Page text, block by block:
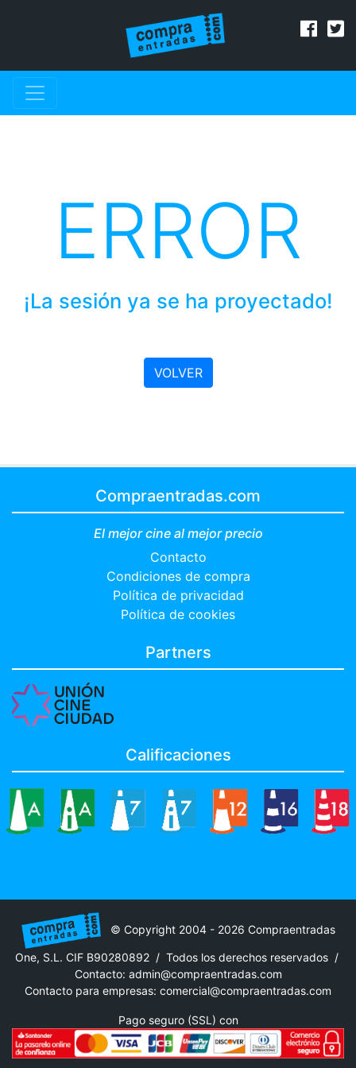
ERROR
¡La sesión ya se ha proyectado!
VOLVER
Compraentradas.com
El mejor cine al mejor precio
Contacto
Condiciones de compra
Política de privacidad
Política de cookies
Partners
Calificaciones
© Copyright 2004 - 2026 Compraentradas
One, S.L. CIF B90280892 / Todos los derechos reservados /
Contacto: admin@compraentradas.com
Contacto para empresas: comercial@compraentradas.com
Pago seguro (SSL) con